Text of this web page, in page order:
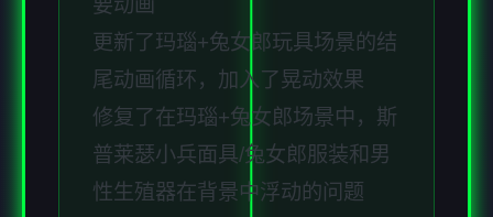
要动画
更新了玛瑙+兔女郎玩具场景的结
尾动画循环，加入了晃动效果
修复了在玛瑙+兔女郎场景中，斯
普莱瑟小兵面具/兔女郎服装和男
性生殖器在背景中浮动的问题